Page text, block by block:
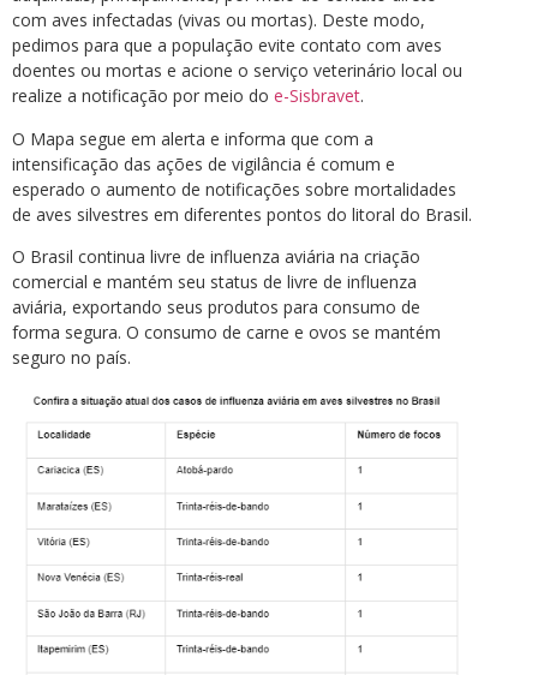
com aves infectadas (vivas ou mortas). Deste modo,
pedimos para que a população evite contato com aves
doentes ou mortas e acione o serviço veterinário local ou
realize a notificação por meio do e-Sisbravet.
O Mapa segue em alerta e informa que com a
intensificação das ações de vigilância é comum e
esperado o aumento de notificações sobre mortalidades
de aves silvestres em diferentes pontos do litoral do Brasil.
O Brasil continua livre de influenza aviária na criação
comercial e mantém seu status de livre de influenza
aviária, exportando seus produtos para consumo de
forma segura. O consumo de carne e ovos se mantém
seguro no país.